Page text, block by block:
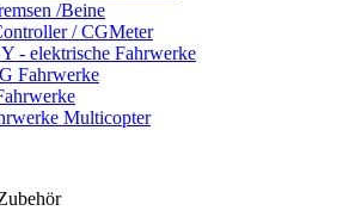
/Beine
/ CGMeter
- elektrische Fahrwerke
Fahrwerke
Multicopter